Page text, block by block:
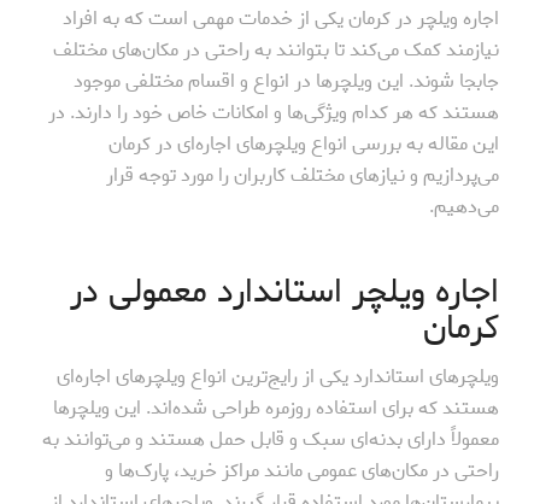
اجاره ویلچر در کرمان یکی از خدمات مهمی است که به افراد
نیازمند کمک می‌کند تا بتوانند به راحتی در مکان‌های مختلف
جابجا شوند. این ویلچرها در انواع و اقسام مختلفی موجود
هستند که هر کدام ویژگی‌ها و امکانات خاص خود را دارند. در
این مقاله به بررسی انواع ویلچرهای اجاره‌ای در کرمان
می‌پردازیم و نیازهای مختلف کاربران را مورد توجه قرار
می‌دهیم.
اجاره ویلچر استاندارد معمولی در
کرمان
ویلچرهای استاندارد یکی از رایج‌ترین انواع ویلچرهای اجاره‌ای
هستند که برای استفاده روزمره طراحی شده‌اند. این ویلچرها
معمولاً دارای بدنه‌ای سبک و قابل حمل هستند و می‌توانند به
راحتی در مکان‌های عمومی مانند مراکز خرید، پارک‌ها و